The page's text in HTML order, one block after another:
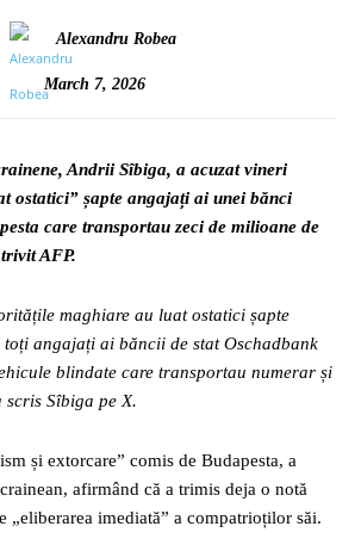
Alexandru Robea
March 7, 2026
Andrii Sîbiga, a acuzat vineri
ostatici” șapte angajați ai unei bănci
care transportau zeci de milioane de
AFP.
maghiare au luat ostatici șapte
angajați ai băncii de stat Oschadbank
blindate care transportau numerar și
Sîbiga pe X.
și extorcare” comis de Budapesta, a
afirmând că a trimis deja o notă
„eliberarea imediată” a compatrioților săi.